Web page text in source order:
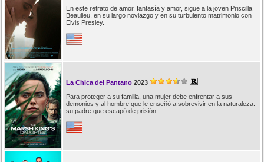
En este retrato de amor, fantasía y amor, sigue a la joven Priscilla
Beaulieu, en su largo noviazgo y en su turbulento matrimonio con
Elvis Presley.
La Chica del Pantano 2023
Para proteger a su familia, una mujer debe enfrentar a sus
demonios y al hombre que le enseñó a sobrevivir en la naturaleza:
su padre que escapó de prisión.